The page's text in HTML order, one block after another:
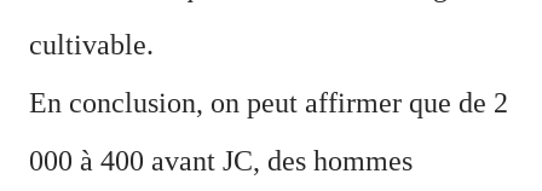
cultivable.
En conclusion, on peut affirmer que de 2
000 à 400 avant JC, des hommes